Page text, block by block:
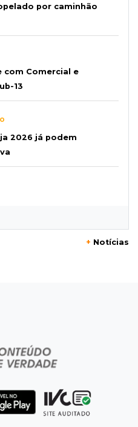
por caminhão
com Comercial e
13
2026 já podem
antes de jogo que
Atlético-MG e segue
de sequestro
+ Notícias